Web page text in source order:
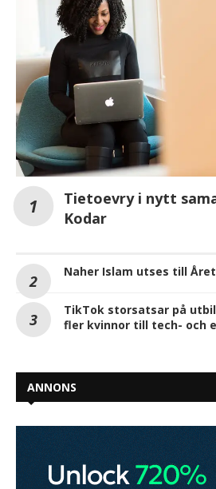
Tietoevry i nytt
Kodar
Naher Islam utses till
TikTok storsatsar på
fler kvinnor till tech- och
ANNONS